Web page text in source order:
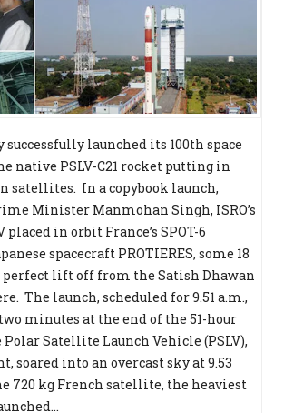
successfully launched its 100th space
native PSLV-C21 rocket putting in
satellites. In a copybook launch,
Minister Manmohan Singh, ISRO’s
placed in orbit France’s SPOT-6
spacecraft PROTIERES, some 18
lift off from the Satish Dhawan
The launch, scheduled for 9.51 a.m.,
minutes at the end of the 51-hour
Satellite Launch Vehicle (PSLV),
soared into an overcast sky at 9.53
720 kg French satellite, the heaviest